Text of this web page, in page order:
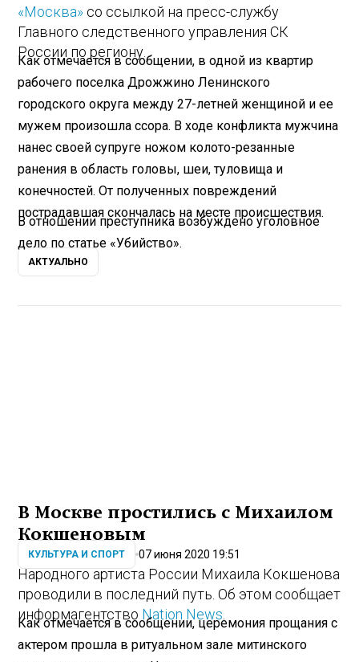
«Москва» со ссылкой на пресс-службу
Главного следственного управления СК
России по региону.
Как отмечается в сообщении, в одной из квартир
рабочего поселка Дрожжино Ленинского
городского округа между 27-летней женщиной и ее
мужем произошла ссора. В ходе конфликта мужчина
нанес своей супруге ножом колото-резанные
ранения в область головы, шеи, туловища и
конечностей. От полученных повреждений
пострадавшая скончалась на месте происшествия.
В отношении преступника возбуждено уголовное
дело по статье «Убийство».
АКТУАЛЬНО
В Москве простились с Михаилом
Кокшеновым
КУЛЬТУРА И СПОРТ 07 июня 2020 19:51
Народного артиста России Михаила Кокшенова
проводили в последний путь. Об этом сообщает
информагентство Nation News
Как отмечается в сообщении, церемония прощания с
актером прошла в ритуальном зале митинского